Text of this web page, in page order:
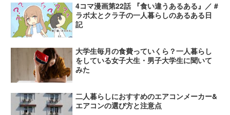
4コマ漫画第22話 『食い違うあるある』／ #
ラボ太とクラ子の一人暮らしのあるある日
記
大学生毎月の食費っていくら？一人暮らし
をしている女子大生・男子大学生に聞いて
みた
二人暮らしにおすすめのエアコンメーカー&
エアコンの選び方と注意点